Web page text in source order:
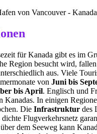
für Kanada gibt es im
Region besucht wird,
aus. Viele
von Juni bis
bis April. Englisch und
Kanadas. In einigen
Die Infrastruktur des
dichte Flugverkehrsnetz
dem Seeweg kann